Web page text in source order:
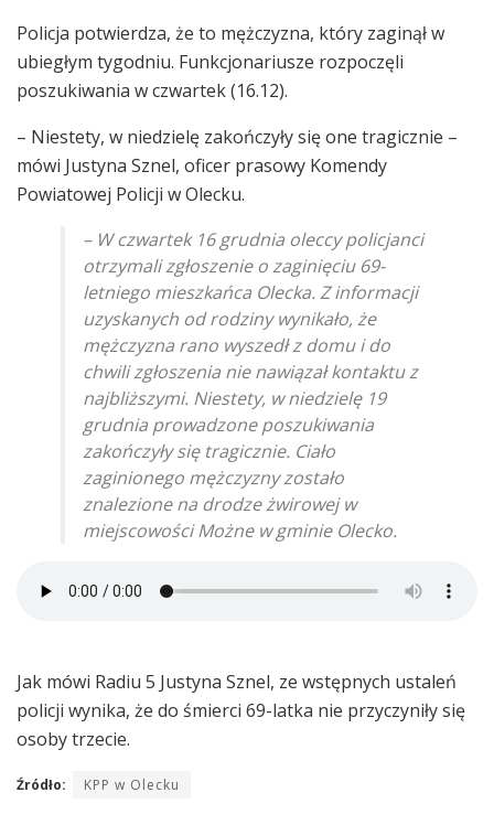
Policja potwierdza, że to mężczyzna, który zaginął w
ubiegłym tygodniu. Funkcjonariusze rozpoczęli
poszukiwania w czwartek (16.12).
– Niestety, w niedzielę zakończyły się one tragicznie –
mówi Justyna Sznel, oficer prasowy Komendy
Powiatowej Policji w Olecku.
– W czwartek 16 grudnia oleccy policjanci
otrzymali zgłoszenie o zaginięciu 69-
letniego mieszkańca Olecka. Z informacji
uzyskanych od rodziny wynikało, że
mężczyzna rano wyszedł z domu i do
chwili zgłoszenia nie nawiązał kontaktu z
najbliższymi. Niestety, w niedzielę 19
grudnia prowadzone poszukiwania
zakończyły się tragicznie. Ciało
zaginionego mężczyzny zostało
znalezione na drodze żwirowej w
miejscowości Możne w gminie Olecko.
Jak mówi Radiu 5 Justyna Sznel, ze wstępnych ustaleń
policji wynika, że do śmierci 69-latka nie przyczyniły się
osoby trzecie.
Źródło: KPP w Olecku